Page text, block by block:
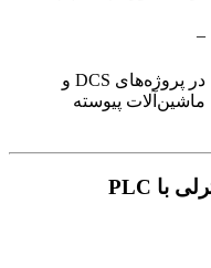
–
در پروژه‌های DCS و
ماشین‌آلات پیوسته